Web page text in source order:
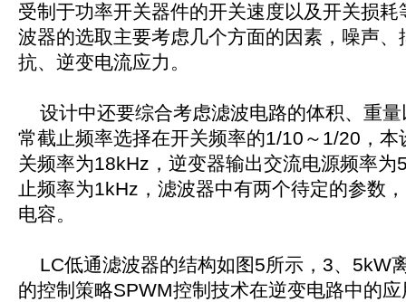
受制于功率开关器件的开关速度以及开关损
波器的选取主要考虑几个方面的因素，噪声、
抗、逆变电流应力。
设计中还要综合考虑滤波电路的体积、重量
常截止频率选择在开关频率的1/10～1/20，本
关频率为18kHz，逆变器输出交流电源频率为
止频率为1kHz，滤波器中有两个待定的参数
电容。
LC低通滤波器的结构如图5所示，3、5kW
的控制策略SPWM控制技术在逆变电路中的